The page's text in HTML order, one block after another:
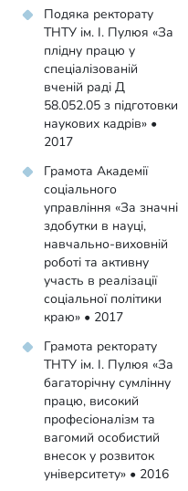
Подяка ректорату
ТНТУ ім. І. Пулюя «За
плідну працю у
спеціалізованій
вченій раді Д
58.052.05 з підготовки
наукових кадрів» •
2017
Грамота Академії
соціального
управління «За значні
здобутки в науці,
навчально-виховній
роботі та активну
участь в реалізації
соціальної політики
краю» • 2017
Грамота ректорату
ТНТУ ім. І. Пулюя «За
багаторічну сумлінну
працю, високий
професіоналізм та
вагомий особистий
внесок у розвиток
університету» • 2016